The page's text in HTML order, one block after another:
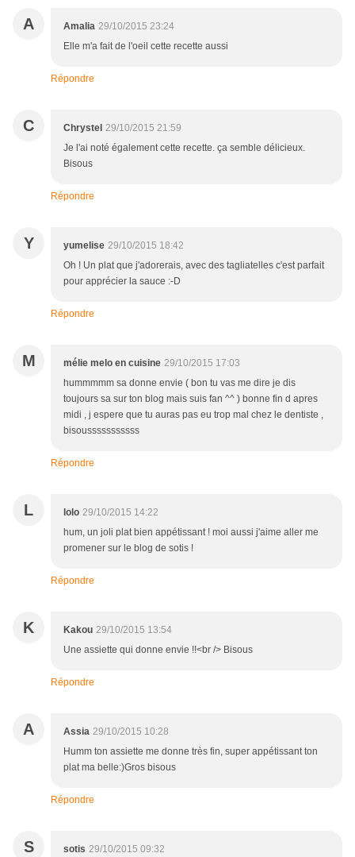
A Amalia 29/10/2015 23:24
Elle m'a fait de l'oeil cette recette aussi
Répondre
C Chrystel 29/10/2015 21:59
Je l'ai noté également cette recette. ça semble délicieux.
Bisous
Répondre
Y yumelise 29/10/2015 18:42
Oh ! Un plat que j'adorerais, avec des tagliatelles c'est parfait
pour apprécier la sauce :-D
Répondre
M mélie melo en cuisine 29/10/2015 17:03
hummmmm sa donne envie ( bon tu vas me dire je dis
toujours sa sur ton blog mais suis fan ^^ ) bonne fin d apres
midi , j espere que tu auras pas eu trop mal chez le dentiste ,
bisousssssssssss
Répondre
L lolo 29/10/2015 14:22
hum, un joli plat bien appétissant ! moi aussi j'aime aller me
promener sur le blog de sotis !
Répondre
K Kakou 29/10/2015 13:54
Une assiette qui donne envie !!<br /> Bisous
Répondre
A Assia 29/10/2015 10:28
Humm ton assiette me donne très fin, super appétissant ton
plat ma belle:)Gros bisous
Répondre
S sotis 29/10/2015 09:32